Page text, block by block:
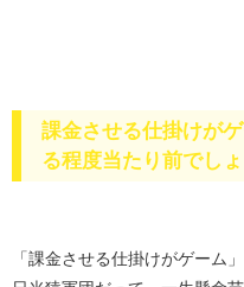
課金させる仕掛けが
る程度当たり前でし
「課金させる仕掛けがゲーム